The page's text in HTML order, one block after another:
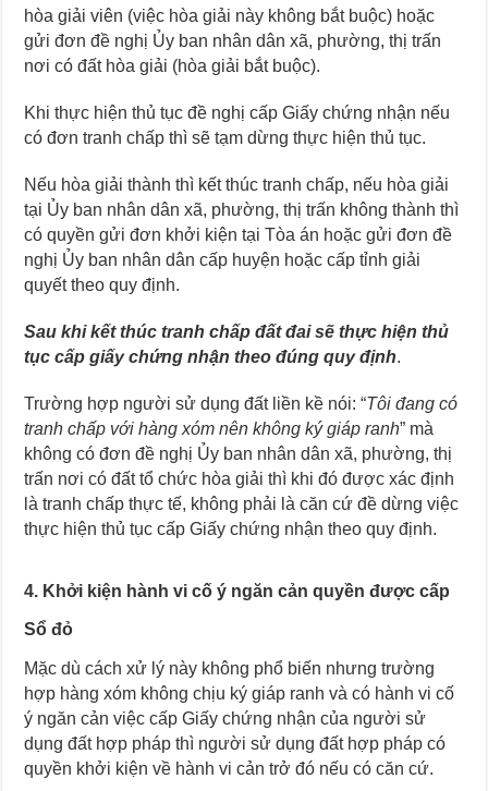
hòa giải viên (việc hòa giải này không bắt buộc) hoặc
gửi đơn đề nghị Ủy ban nhân dân xã, phường, thị trấn
nơi có đất hòa giải (hòa giải bắt buộc).
Khi thực hiện thủ tục đề nghị cấp Giấy chứng nhận nếu
có đơn tranh chấp thì sẽ tạm dừng thực hiện thủ tục.
Nếu hòa giải thành thì kết thúc tranh chấp, nếu hòa giải
tại Ủy ban nhân dân xã, phường, thị trấn không thành thì
có quyền gửi đơn khởi kiện tại Tòa án hoặc gửi đơn đề
nghị Ủy ban nhân dân cấp huyện hoặc cấp tỉnh giải
quyết theo quy định.
Sau khi kết thúc tranh chấp đất đai sẽ thực hiện thủ
tục cấp giấy chứng nhận theo đúng quy định.
Trường hợp người sử dụng đất liền kề nói: “Tôi đang có
tranh chấp với hàng xóm nên không ký giáp ranh” mà
không có đơn đề nghị Ủy ban nhân dân xã, phường, thị
trấn nơi có đất tổ chức hòa giải thì khi đó được xác định
là tranh chấp thực tế, không phải là căn cứ đề dừng việc
thực hiện thủ tục cấp Giấy chứng nhận theo quy định.
4. Khởi kiện hành vi cố ý ngăn cản quyền được cấp
Sổ đỏ
Mặc dù cách xử lý này không phổ biến nhưng trường
hợp hàng xóm không chịu ký giáp ranh và có hành vi cố
ý ngăn cản việc cấp Giấy chứng nhận của người sử
dụng đất hợp pháp thì người sử dụng đất hợp pháp có
quyền khởi kiện về hành vi cản trở đó nếu có căn cứ.